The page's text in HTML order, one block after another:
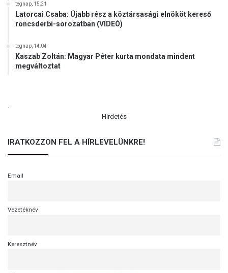
tegnap, 15:21
Latorcai Csaba: Újabb rész a köztársasági elnököt kereső
roncsderbi-sorozatban (VIDEÓ)
tegnap, 14:04
Kaszab Zoltán: Magyar Péter kurta mondata mindent
megváltoztat
Hirdetés
IRATKOZZON FEL A HÍRLEVELÜNKRE!
Email
Vezetéknév
Keresztnév